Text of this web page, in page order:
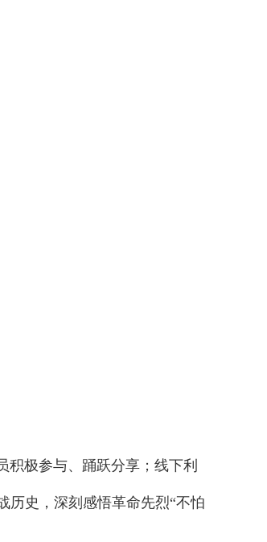
极参与、踊跃分享；线下利
历史，深刻感悟革命先烈“不怕